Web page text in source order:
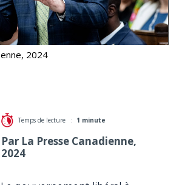
2024
Temps de lecture : 1 minute
Par La Presse Canadienne,
2024